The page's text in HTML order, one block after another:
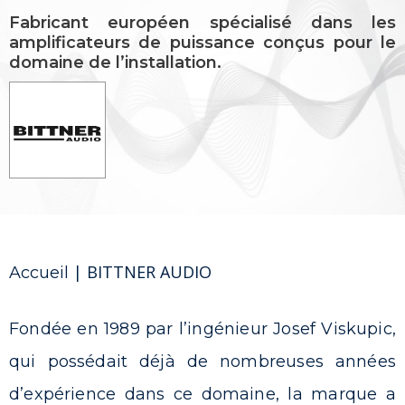
Fabricant européen spécialisé dans les
amplificateurs de puissance conçus pour le
domaine de l’installation.
Accueil | BITTNER AUDIO
Fondée en 1989 par l’ingénieur Josef Viskupic,
qui possédait déjà de nombreuses années
d’expérience dans ce domaine, la marque a